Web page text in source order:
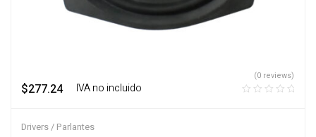
$277.24 ‎ ‎ ‎ IVA no incluido
(0 reviews)
Drivers / Parlantes